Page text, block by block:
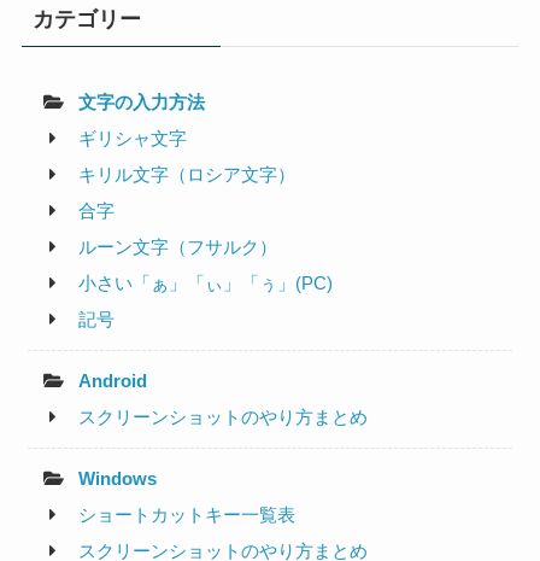
カテゴリー
文字の入力方法
ギリシャ文字
キリル文字（ロシア文字）
合字
ルーン文字（フサルク）
小さい「ぁ」「ぃ」「ぅ」(PC)
記号
Android
スクリーンショットのやり方まとめ
Windows
ショートカットキー一覧表
スクリーンショットのやり方まとめ